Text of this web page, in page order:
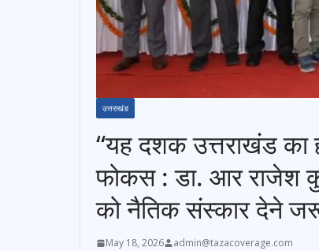
उत्तराखंड
“यह दशक उत्तराखंड का
फोकस : डा. आर राजेश
को नैतिक संस्कार देने
May 18, 2026 admin@tazacoverage.com